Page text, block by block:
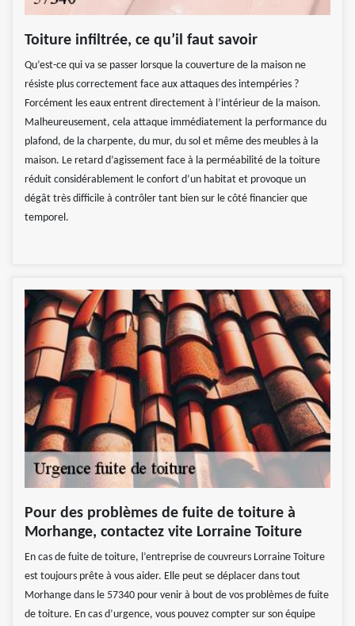
Toiture infiltrée, ce qu’il faut savoir
Qu’est-ce qui va se passer lorsque la couverture de la maison ne
résiste plus correctement face aux attaques des intempéries ?
Forcément les eaux entrent directement à l’intérieur de la maison.
Malheureusement, cela attaque immédiatement la performance du
plafond, de la charpente, du mur, du sol et même des meubles à la
maison. Le retard d’agissement face à la perméabilité de la toiture
réduit considérablement le confort d’un habitat et provoque un
dégât très difficile à contrôler tant bien sur le côté financier que
temporel.
Pour des problèmes de fuite de toiture à
Morhange, contactez vite Lorraine Toiture
En cas de fuite de toiture, l’entreprise de couvreurs Lorraine Toiture
est toujours prête à vous aider. Elle peut se déplacer dans tout
Morhange dans le 57340 pour venir à bout de vos problèmes de fuite
de toiture. En cas d’urgence, vous pouvez compter sur son équipe